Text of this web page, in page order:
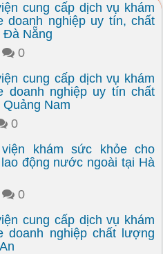
i
o
cung cấp dịch vụ khám
doanh nghiệp uy tín, chất
Đà Nẵng
0
cung cấp dịch vụ khám
doanh nghiệp uy tín chất
Quảng Nam
0
khám sức khỏe cho
động nước ngoài tại Hà
0
cung cấp dịch vụ khám
doanh nghiệp chất lượng